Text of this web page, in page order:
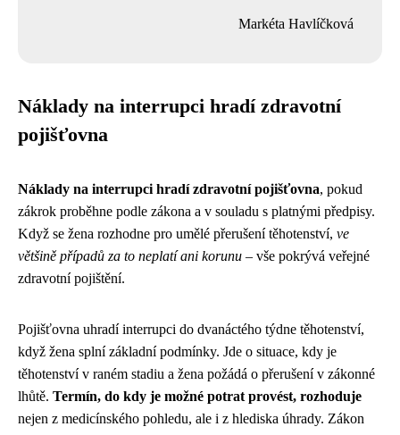
Markéta Havlíčková
Náklady na interrupci hradí zdravotní
pojišťovna
Náklady na interrupci hradí zdravotní pojišťovna, pokud
zákrok proběhne podle zákona a v souladu s platnými předpisy.
Když se žena rozhodne pro umělé přerušení těhotenství, ve
většině případů za to neplatí ani korunu – vše pokrývá veřejné
zdravotní pojištění.
Pojišťovna uhradí interrupci do dvanáctého týdne těhotenství,
když žena splní základní podmínky. Jde o situace, kdy je
těhotenství v raném stadiu a žena požádá o přerušení v zákonné
lhůtě. Termín, do kdy je možné potrat provést, rozhoduje
nejen z medicínského pohledu, ale i z hlediska úhrady. Zákon